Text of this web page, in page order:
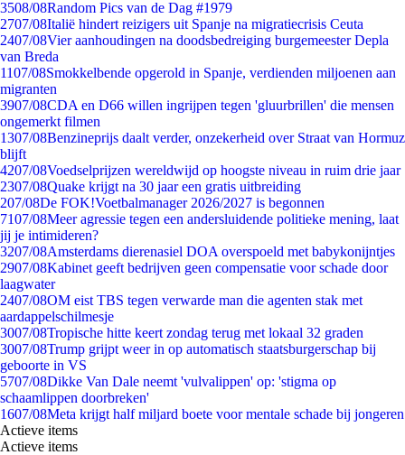
3508/08Random Pics van de Dag #1979
2707/08Italië hindert reizigers uit Spanje na migratiecrisis Ceuta
2407/08Vier aanhoudingen na doodsbedreiging burgemeester Depla
van Breda
1107/08Smokkelbende opgerold in Spanje, verdienden miljoenen aan
migranten
3907/08CDA en D66 willen ingrijpen tegen 'gluurbrillen' die mensen
ongemerkt filmen
1307/08Benzineprijs daalt verder, onzekerheid over Straat van Hormuz
blijft
4207/08Voedselprijzen wereldwijd op hoogste niveau in ruim drie jaar
2307/08Quake krijgt na 30 jaar een gratis uitbreiding
207/08De FOK!Voetbalmanager 2026/2027 is begonnen
7107/08Meer agressie tegen een andersluidende politieke mening, laat
jij je intimideren?
3207/08Amsterdams dierenasiel DOA overspoeld met babykonijntjes
2907/08Kabinet geeft bedrijven geen compensatie voor schade door
laagwater
2407/08OM eist TBS tegen verwarde man die agenten stak met
aardappelschilmesje
3007/08Tropische hitte keert zondag terug met lokaal 32 graden
3007/08Trump grijpt weer in op automatisch staatsburgerschap bij
geboorte in VS
5707/08Dikke Van Dale neemt 'vulvalippen' op: 'stigma op
schaamlippen doorbreken'
1607/08Meta krijgt half miljard boete voor mentale schade bij jongeren
Actieve items
Actieve items